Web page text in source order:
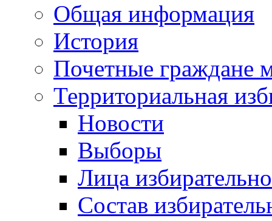
Общая информация
История
Почетные граждане
Территориальная
Новости
Выборы
Лица
Состав